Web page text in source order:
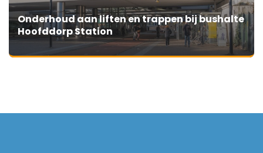
Onderhoud aan liften en trappen bij bushalte
Hoofddorp Station